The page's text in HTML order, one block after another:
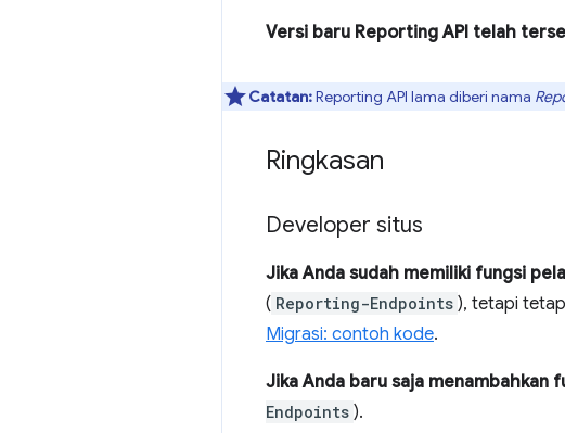
Versi baru Reporting API telah
Catatan:Reporting API lama diberi nama
Ringkasan
Developer situs
Jika Anda sudah memiliki fungsi
( Reporting-Endpoints ), tetapi
Migrasi: contoh kode.
Jika Anda baru saja menambahkan
Endpoints ).